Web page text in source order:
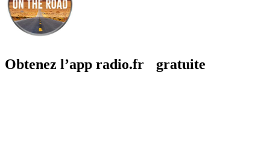
Obtenez l’app radio.fr gratuite